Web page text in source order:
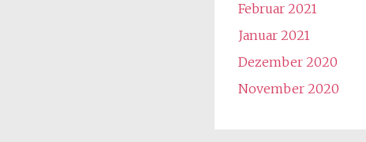
Februar 2021
Januar 2021
Dezember 2020
November 2020